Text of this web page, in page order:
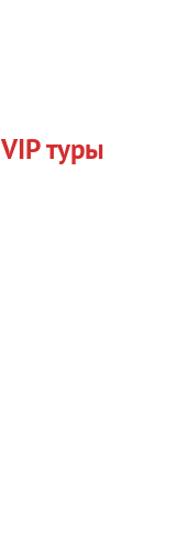
VIP туры